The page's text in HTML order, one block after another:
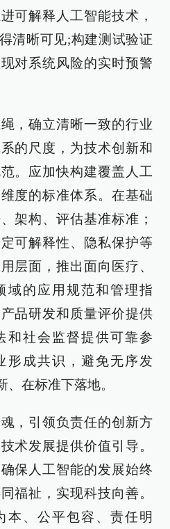
可解释人工智能技术，
清晰可见;构建测试验证
对系统风险的实时预警
，确立清晰一致的行业
的尺度，为技术创新和
。应加快构建覆盖人工
度的标准体系。在基础
架构、评估基准标准；
可解释性、隐私保护等
层面，推出面向医疗、
域的应用规范和管理指
品研发和质量评价提供
和社会监督提供可靠参
形成共识，避免无序发
、在标准下落地。
，引领负责任的创新方
术发展提供价值引导。
保人工智能的发展始终
福祉，实现科技向善。
本、公平包容、责任明